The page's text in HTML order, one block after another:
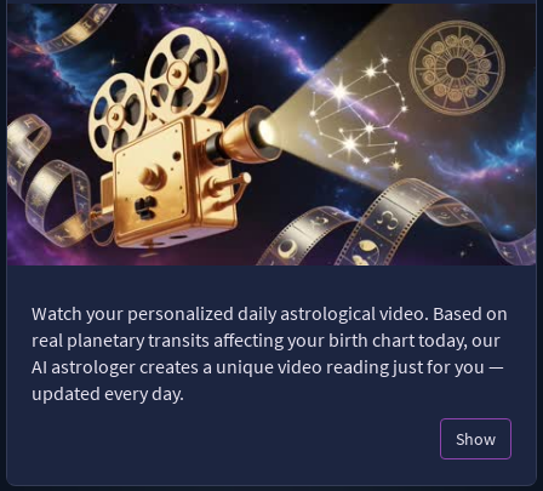
Watch your personalized daily astrological video. Based on
real planetary transits affecting your birth chart today, our
AI astrologer creates a unique video reading just for you —
updated every day.
Show